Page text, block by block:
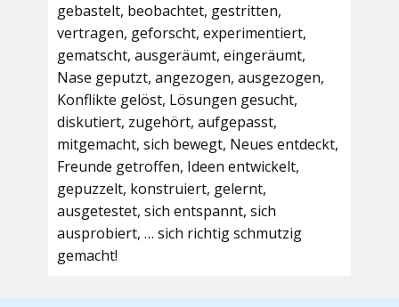
gebastelt, beobachtet, gestritten,
vertragen, geforscht, experimentiert,
gematscht, ausgeräumt, eingeräumt,
Nase geputzt, angezogen, ausgezogen,
Konflikte gelöst, Lösungen gesucht,
diskutiert, zugehört, aufgepasst,
mitgemacht, sich bewegt, Neues entdeckt,
Freunde getroffen, Ideen entwickelt,
gepuzzelt, konstruiert, gelernt,
ausgetestet, sich entspannt, sich
ausprobiert, … sich richtig schmutzig
gemacht!